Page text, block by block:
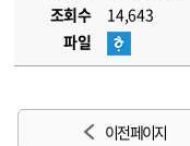
조회수
14,643
파일
이전 페이지